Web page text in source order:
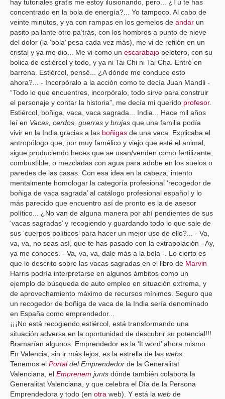
hay tutoriales gratis me estoy ilusionando, pero... ¿Tú te has
concentrado en la bola de energía?... Yo tampoco. Al cabo de
veinte minutos, y ya con rampas en los gemelos de andar un
pasito pa’lante otro pa’trás, con los hombros a punto de nieve
del dolor (la ‘bola’ pesa cada vez más), me vi de refilón en un
cristal y ya me dio... Me vi como un escarabajo pelotero, con su
bolica de estiércol y todo, y ya ni Tai Chi ni Tai Cha. Entré en
barrena. Estiércol, pensé... ¿A dónde me conduce esto
ahora?... - Incorpóralo a la acción como te decía Juan Mandli -
“Todo lo que encuentres, incorpóralo, todo sirve para construir
el personaje y contar la historia”, me decía mi querido profesor.
Estiércol, boñiga, vaca, vaca sagrada... India... Hace mil años
leí en Vacas, cerdos, guerras y brujas que una familia podía
vivir en la India gracias a las boñigas de una vaca. Explicaba el
antropólogo que, por muy famélico y viejo que esté el animal,
sigue produciendo heces que se usan/venden como fertilizante,
combustible, o mezcladas con agua para adobe en los suelos o
paredes de las casas. Con esa idea en la cabeza, intento
mentalmente homologar la categoría profesional ‘recogedor de
boñiga de vaca sagrada’ al catálogo profesional español y lo
más parecido que encuentro así de pronto es la de asesor
político... ¿No van de alguna manera por ahí pendientes de sus
‘vacas sagradas’ y recogiendo y guardando todo lo que sale de
sus ‘cuerpos políticos’ para hacer un mejor uso de ello?... - Va,
va, va, no seas así, que te has pasado con la extrapolación - Ay,
ya me conoces. - Va, va, va, dale más a la bola -. Lo cierto es
que lo descrito sobre las vacas sagradas en el libro de Marvin
Harris podría interpretarse en algunos ámbitos como un
ejemplo de búsqueda de auto empleo en situación extrema, y
de aprovechamiento máximo de recursos mínimos. Seguro que
un recogedor de boñiga de vaca de la India sería denominado
en España como emprendedor...
¡¡¡No está recogiendo estiércol, está transformando una
situación adversa en la oportunidad de descubrir su potencial!!!
Bramarían algunos. Emprendedor es la ‘It word’ ahora mismo.
En Valencia, sin ir más lejos, es la estrella de las webs
Tenemos el Portaldel Emprendedor de la Generalitat
Valenciana, el Emprenem junts dónde también colabora la
Generalitat Valenciana, y que celebra el Día de la Persona
Emprendedora y todo (en otra web). Y está la web de